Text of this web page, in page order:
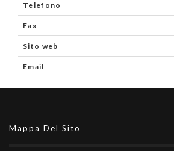
Telefono
Fax
Sito web
Email
Mappa Del Sito